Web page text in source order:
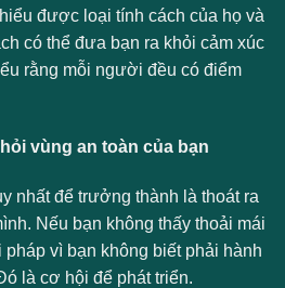
được loại tính cách của họ và
có thể đưa bạn ra khỏi cảm xúc
rằng mỗi người đều có điểm
vùng an toàn của bạn
nhất để trưởng thành là thoát ra
Nếu bạn không thấy thoải mái
vì bạn không biết phải hành
là cơ hội để phát triển.